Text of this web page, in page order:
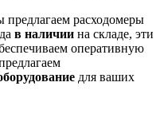
расходомеры
в наличии на складе, эти
оперативную
для ваших